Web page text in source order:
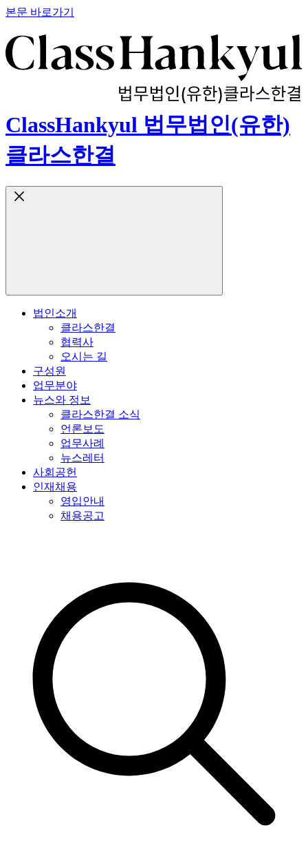
본문 바로가기
ClassHankyul 법무법인(유한)
클라스한결
법인소개
클라스한결
협력사
오시는 길
구성원
업무분야
뉴스와 정보
클라스한결 소식
언론보도
업무사례
뉴스레터
사회공헌
인재채용
영입안내
채용공고